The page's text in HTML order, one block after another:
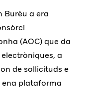
Burèu a era
(AOC) que da
a
de sollicituds e
plataforma